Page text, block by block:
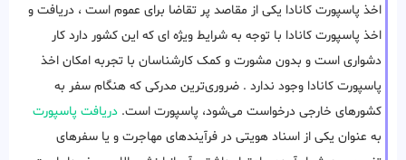
اخذ پاسپورت کانادا یکی از مقاصد پر تقاضا برای عموم است ، دریافت و
اخذ پاسپورت کانادا با توجه به شرایط ویژه ای که این کشور دارد کار
دشواری است و بدون مشورت و کمک کارشناسان با تجربه امکان اخذ
پاسپورت کانادا وجود ندارد . ضروری‌ترین مدرکی که هنگام سفر به
کشورهای خارجی درخواست می‌شود، پاسپورت است. دریافت پاسپورت
به عنوان یکی از اسناد هویتی در فرآیندهای مهاجرت و یا سفرهای